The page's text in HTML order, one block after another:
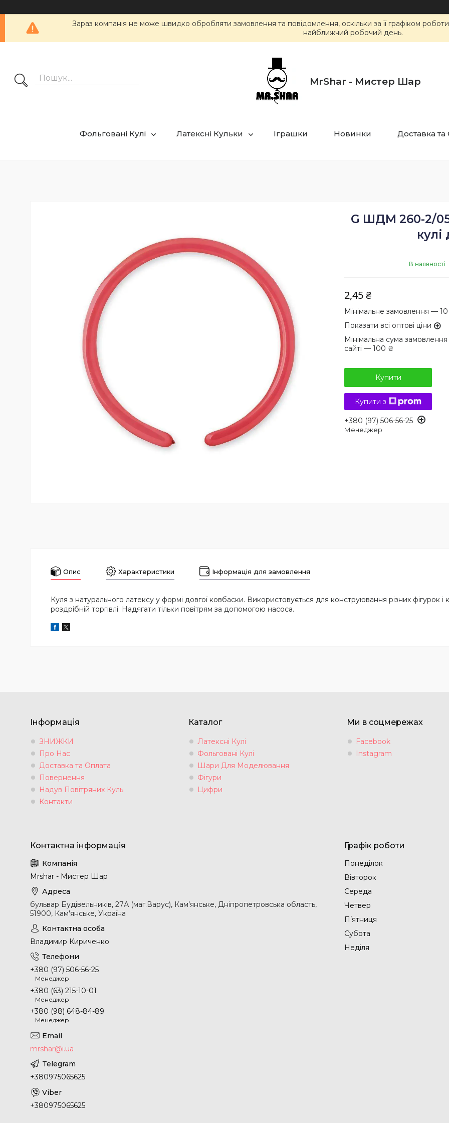
Зараз компанія не може швидко обробляти замовлення та повідомлення, оскільки за її графіком
найближчий робочий день.
MrShar - Мистер Шар
Фольговані Кулі Латексні Кульки Іграшки Новинки Доставка та
G ШДМ 260-2/05
В наявності
2,45 ₴
Мінімальне замовлення —
Показати всі оптові ціни
Мінімальна сума замовлення
сайті — 100 ₴
Купити
Купити з
+380 (97) 506-56-25
Менеджер
Опис Характеристики Інформація для замовлення
Куля з натурального латексу у формі довгої ковбаски. Використовується для конструювання різних фігурок
роздрібній торгівлі. Надягати тільки повітрям за допомогою насоса.
Інформація
ЗНИЖКИ
Про Нас
Доставка та Оплата
Повернення
Надув Повітряних Куль
Контакти
Каталог
Латексні Кулі
Фольговані Кулі
Шари Для Моделювання
Фігури
Цифри
Ми в соцмережах
Facebook
Instagram
Mrshar - Мистер Шар
бульвар Будівельників, 27А (маг.Варус), Кам’янське, Дніпропетровська область,
51900, Кам'янське, Україна
Владимир Кириченко
+380 (97) 506-56-25
Менеджер
+380 (63) 215-10-01
Менеджер
+380 (98) 648-84-89
Менеджер
mrshar@i.ua
+380975065625
+380975065625
Графік роботи
Понеділок
Вівторок
Середа
Четвер
Пʼятниця
Субота
Неділя